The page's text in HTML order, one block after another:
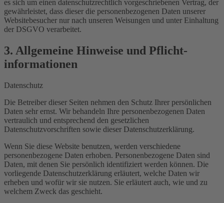
es sich um einen datenschutzrechtlich vorgeschriebenen Vertrag, der
gewährleistet, dass dieser die personenbezogenen Daten unserer
Websitebesucher nur nach unseren Weisungen und unter Einhaltung
der DSGVO verarbeitet.
3. Allgemeine Hinweise und Pflicht­
informationen
Datenschutz
Die Betreiber dieser Seiten nehmen den Schutz Ihrer persönlichen
Daten sehr ernst. Wir behandeln Ihre personenbezogenen Daten
vertraulich und entsprechend den gesetzlichen
Datenschutzvorschriften sowie dieser Datenschutzerklärung.
Wenn Sie diese Website benutzen, werden verschiedene
personenbezogene Daten erhoben. Personenbezogene Daten sind
Daten, mit denen Sie persönlich identifiziert werden können. Die
vorliegende Datenschutzerklärung erläutert, welche Daten wir
erheben und wofür wir sie nutzen. Sie erläutert auch, wie und zu
welchem Zweck das geschieht.